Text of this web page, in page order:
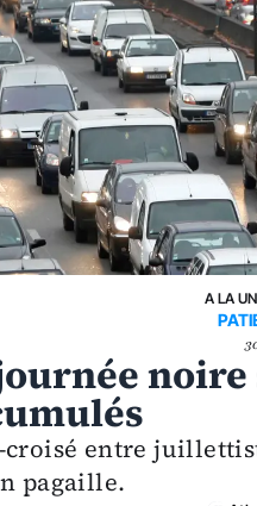
A LA
croisé entre
pagaille.